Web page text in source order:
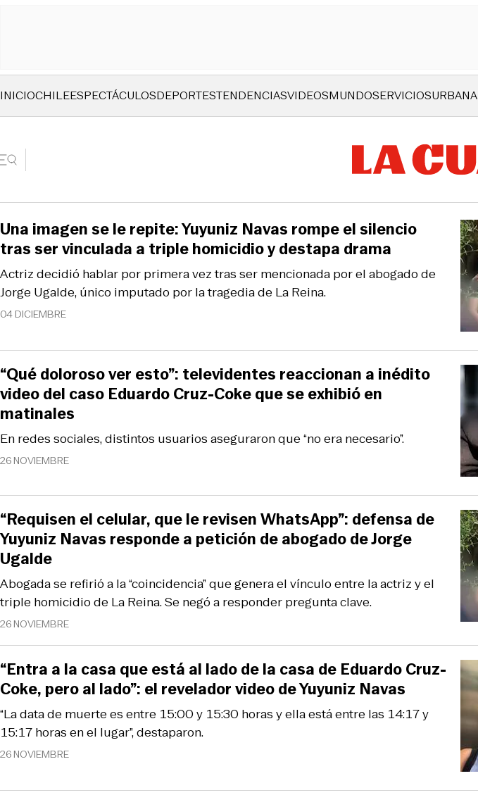
INICIOCHILEESPECTÁCULOSDEPORTESTENDENCIASVIDEOSMUNDOSERVICIOSURBANA
04 DICIEMBRE
Actriz decidió hablar por primera vez tras ser mencionada por el abogado de
Jorge Ugalde, único imputado por la tragedia de La Reina.
Una imagen se le repite: Yuyuniz Navas rompe el silencio
tras ser vinculada a triple homicidio y destapa drama
26 NOVIEMBRE
En redes sociales, distintos usuarios aseguraron que “no era necesario”.
“Qué doloroso ver esto”: televidentes reaccionan a inédito
video del caso Eduardo Cruz-Coke que se exhibió en
matinales
26 NOVIEMBRE
Abogada se refirió a la “coincidencia” que genera el vínculo entre la actriz y el
triple homicidio de La Reina. Se negó a responder pregunta clave.
“Requisen el celular, que le revisen WhatsApp”: defensa de
Yuyuniz Navas responde a petición de abogado de Jorge
Ugalde
26 NOVIEMBRE
“La data de muerte es entre 15:00 y 15:30 horas y ella está entre las 14:17 y
15:17 horas en el lugar”, destaparon.
“Entra a la casa que está al lado de la casa de Eduardo Cruz-
Coke, pero al lado”: el revelador video de Yuyuniz Navas